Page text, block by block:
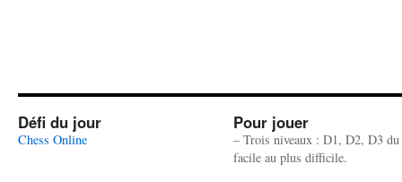
Défi du jour
Chess Online
Pour jouer
– Trois niveaux : D1, D2, D3
facile au plus difficile.